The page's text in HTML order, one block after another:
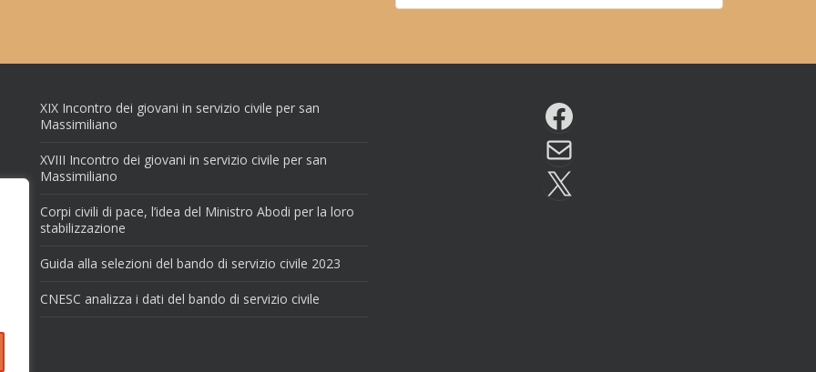
XIX Incontro dei giovani in servizio civile per san
Massimiliano
XVIII Incontro dei giovani in servizio civile per san
Massimiliano
Corpi civili di pace, l’idea del Ministro Abodi per la loro
stabilizzazione
Guida alla selezioni del bando di servizio civile 2023
CNESC analizza i dati del bando di servizio civile
Facebook
Email
X